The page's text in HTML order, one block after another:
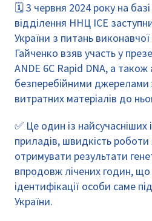
🗓️ 3 червня 2024 року на базі
відділення ННЦ ІСЕ
України з питань
Гайченко взяв участь у
ANDE 6C Rapid DNA, а також
безперебійними джерелами
витратних матеріалів до
✅ Це один із найсучасніших
приладів, швидкість
отримувати результати
впродовж лічених годин,
ідентифікації особи саме
України.